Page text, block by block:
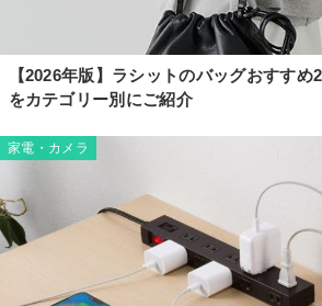
【2026年版】ラシットのバッグおすす
をカテゴリー別にご紹介
家電・カメラ